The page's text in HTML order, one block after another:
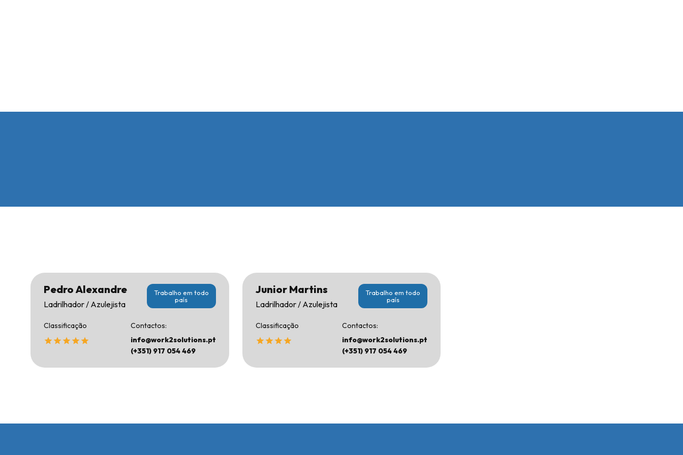
Pedro Alexandre
Ladrilhador / Azulejista
Trabalho em todo
país
Classificação
Contactos:
info@work2solutions.pt
(+351) 917 054 469
Junior Martins
Ladrilhador / Azulejista
Trabalho em todo
país
Classificação
Contactos:
info@work2solutions.pt
(+351) 917 054 469